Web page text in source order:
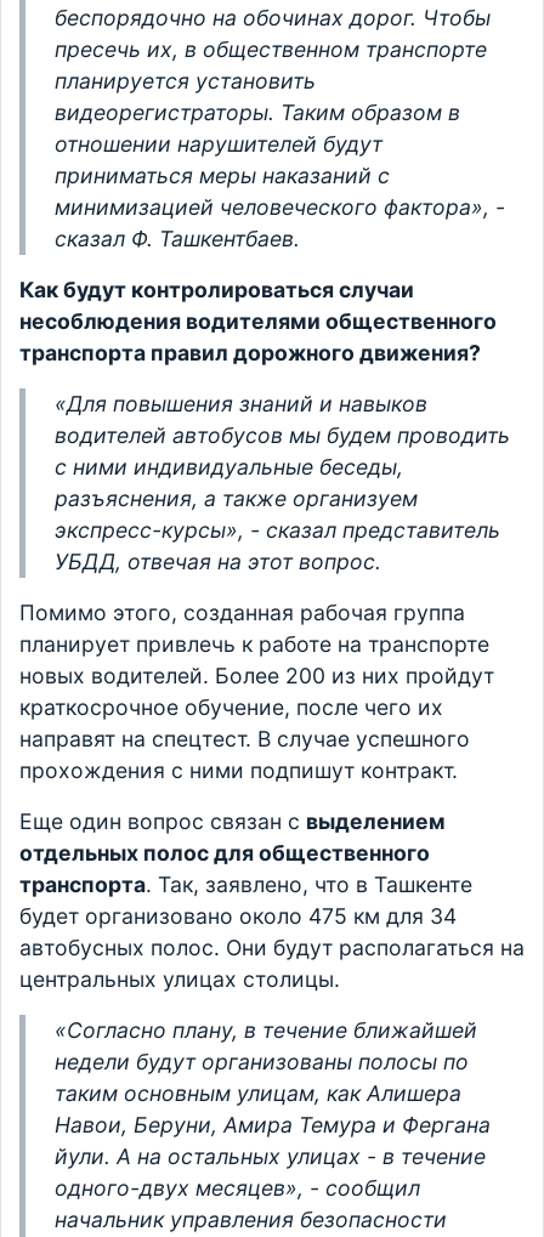
беспорядочно на обочинах дорог. Чтобы
пресечь их, в общественном транспорте
планируется установить
видеорегистраторы. Таким образом в
отношении нарушителей будут
приниматься меры наказаний с
минимизацией человеческого фактора», -
сказал Ф. Ташкентбаев.
Как будут контролироваться случаи
несоблюдения водителями общественного
транспорта правил дорожного движения?
«Для повышения знаний и навыков
водителей автобусов мы будем проводить
с ними индивидуальные беседы,
разъяснения, а также организуем
экспресс-курсы», - сказал представитель
УБДД, отвечая на этот вопрос.
Помимо этого, созданная рабочая группа
планирует привлечь к работе на транспорте
новых водителей. Более 200 из них пройдут
краткосрочное обучение, после чего их
направят на спецтест. В случае успешного
прохождения с ними подпишут контракт.
Еще один вопрос связан с выделением
отдельных полос для общественного
транспорта. Так, заявлено, что в Ташкенте
будет организовано около 475 км для 34
автобусных полос. Они будут располагаться на
центральных улицах столицы.
«Согласно плану, в течение ближайшей
недели будут организованы полосы по
таким основным улицам, как Алишера
Навои, Беруни, Амира Темура и Фергана
йули. А на остальных улицах - в течение
одного-двух месяцев», - сообщил
начальник управления безопасности